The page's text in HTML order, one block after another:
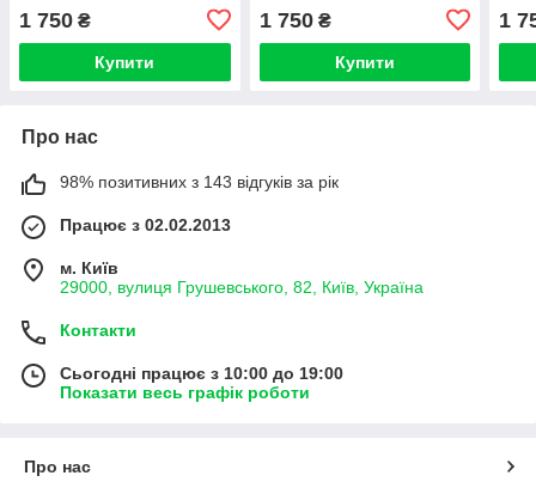
1 750 ₴
Купити
1 750₴
Купити
1
Про нас
98% позитивних з 143 відгуків за рік
Працює з 02.02.2013
м. Київ
29000, вулиця Грушевського, 82, Київ, Україна
Контакти
Сьогодні працює з 10:00 до 19:00
Показати весь графік роботи
Про нас